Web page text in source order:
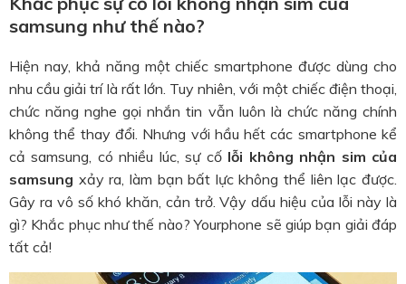
samsung như thế nào?
Hiện nay, khả năng một chiếc smartphone được dùng cho
nhu cầu giải trí là rất lớn. Tuy nhiên, với một chiếc điện thoại,
chức năng nghe gọi nhắn tin vẫn luôn là chức năng chính
không thể thay đổi. Nhưng với hầu hết các smartphone kể
cả samsung, có nhiều lúc, sự cố lỗi không nhận sim của
samsung xảy ra, làm bạn bất lực không thể liên lạc được.
Gây ra vô số khó khăn, cản trở. Vậy dấu hiệu của lỗi này là
gì? Khắc phục như thế nào? Yourphone sẽ giúp bạn giải đáp
tất cả!